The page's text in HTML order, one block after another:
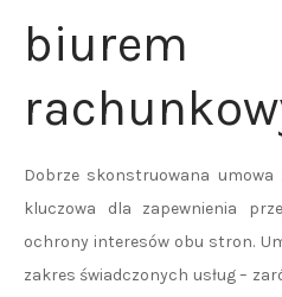
biurem
Dobrze skonstruowana
kluczowa dla zapewnienia
ochrony interesów obu stron.
zakres świadczonych usług –